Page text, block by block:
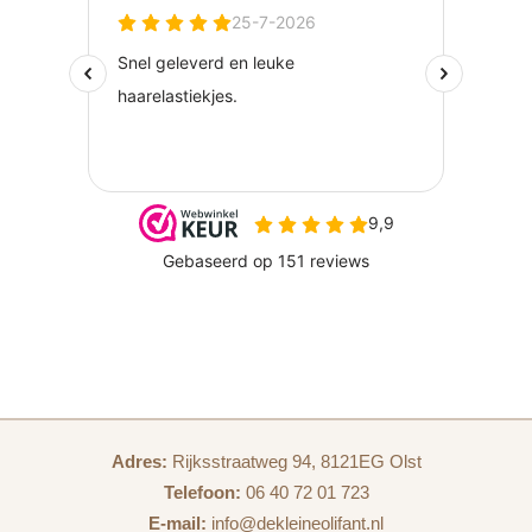
Adres: Rijksstraatweg 94, 8121EG Olst
Telefoon: 06 40 72 01 723
E-mail: info@dekleineolifant.nl